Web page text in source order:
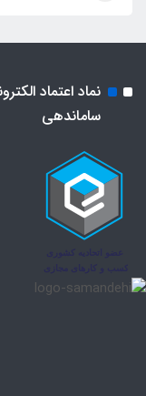
نماد اعتماد
ساماندهی